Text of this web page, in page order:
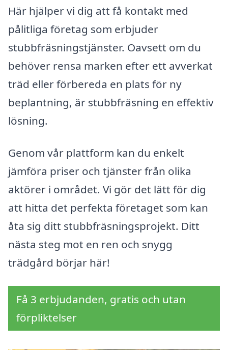
Här hjälper vi dig att få kontakt med
pålitliga företag som erbjuder
stubbfräsningstjänster. Oavsett om du
behöver rensa marken efter ett avverkat
träd eller förbereda en plats för ny
beplantning, är stubbfräsning en effektiv
lösning.
Genom vår plattform kan du enkelt
jämföra priser och tjänster från olika
aktörer i området. Vi gör det lätt för dig
att hitta det perfekta företaget som kan
åta sig ditt stubbfräsningsprojekt. Ditt
nästa steg mot en ren och snygg
trädgård börjar här!
Få 3 erbjudanden, gratis och utan
förpliktelser